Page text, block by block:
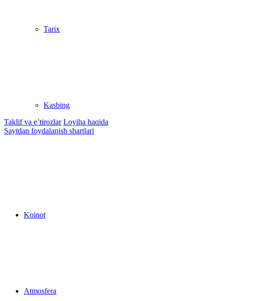
Tarix
Kasbing
Taklif va e’tirozlar Loyiha haqida
Saytdan foydalanish shartlari
Koinot
Atmosfera